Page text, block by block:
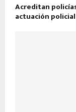
Acreditan
actuación policial